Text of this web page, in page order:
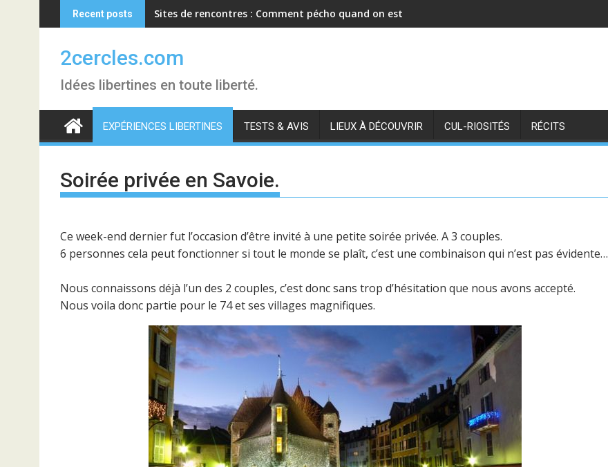
to
Recent posts Sites de rencontres : Comment pécho quand on est un homme seul.
2cercles.com
Idées libertines en toute liberté.
EXPÉRIENCES LIBERTINES TESTS & AVIS LIEUX À DÉCOUVRIR CUL-RIOSITÉS RÉCITS
Soirée privée en Savoie.
Ce week-end dernier fut l’occasion d’être invité à une petite soirée privée. A 3 couples.
6 personnes cela peut fonctionner si tout le monde se plaît, c’est une combinaison qui n’est pas évidente…
Nous connaissons déjà l’un des 2 couples, c’est donc sans trop d’hésitation que nous avons accepté.
Nous voila donc partie pour le 74 et ses villages magnifiques.